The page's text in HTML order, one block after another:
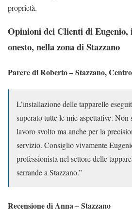
proprietà.
Opinioni dei Clienti di Eugenio,
onesto, nella zona di Stazzano
Parere di Roberto – Stazzano,
L’installazione delle tapparelle
superato tutte le mie aspettative.
lavoro svolto ma anche per la
servizio. Consiglio vivamente
professionista nel settore delle
serrande a Stazzano.”
Recensione di Anna – Stazzano